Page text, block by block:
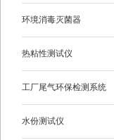
环境消毒灭菌器
热粘性测试仪
工厂尾气环保检测系统
水份测试仪